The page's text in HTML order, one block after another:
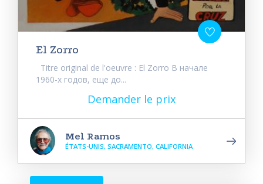
El Zorro
Titre original de l'oeuvre : El Zorro В начале
1960-х годов, еще до...
Demander le prix
Mel Ramos
ÉTATS-UNIS, SACRAMENTO, CALIFORNIA